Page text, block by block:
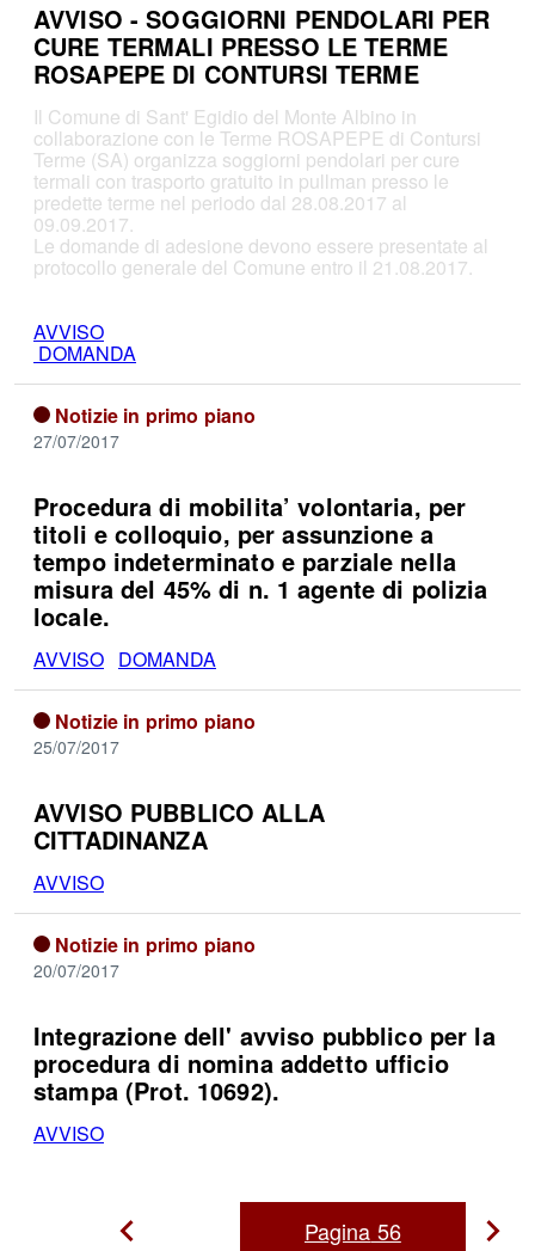
AVVISO - SOGGIORNI PENDOLARI PER
CURE TERMALI PRESSO LE TERME
ROSAPEPE DI CONTURSI TERME
Il Comune di Sant' Egidio del Monte Albino in
collaborazione con le Terme ROSAPEPE di Contursi
Terme (SA) organizza soggiorni pendolari per cure
termali con trasporto gratuito in pullman presso le
predette terme nel periodo dal 28.08.2017 al
09.09.2017.
Le domande di adesione devono essere presentate al
protocollo generale del Comune entro il 21.08.2017.
AVVISO
DOMANDA
Notizie in primo piano
27/07/2017
Procedura di mobilita’ volontaria, per
titoli e colloquio, per assunzione a
tempo indeterminato e parziale nella
misura del 45% di n. 1 agente di polizia
locale.
AVVISO DOMANDA
Notizie in primo piano
25/07/2017
AVVISO PUBBLICO ALLA
CITTADINANZA
AVVISO
Notizie in primo piano
20/07/2017
Integrazione dell' avviso pubblico per la
procedura di nomina addetto ufficio
stampa (Prot. 10692).
AVVISO
Pagina 56